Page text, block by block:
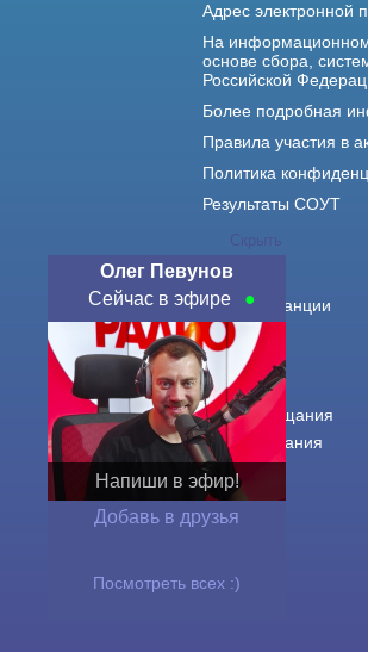
Скрыть
Олег Певунов
Сейчас в эфире
Напиши в эфир!
Добавь в друзья
Посмотреть всех :)
Адрес электронной
На информационном
основе сбора,
Российской
Более подробная
Правила участия в
Политика
Результаты СОУТ
О нас
О радиостанции
Команда
Контакты
Реклама
Города вещания
Сетка вещания
История
Оферта